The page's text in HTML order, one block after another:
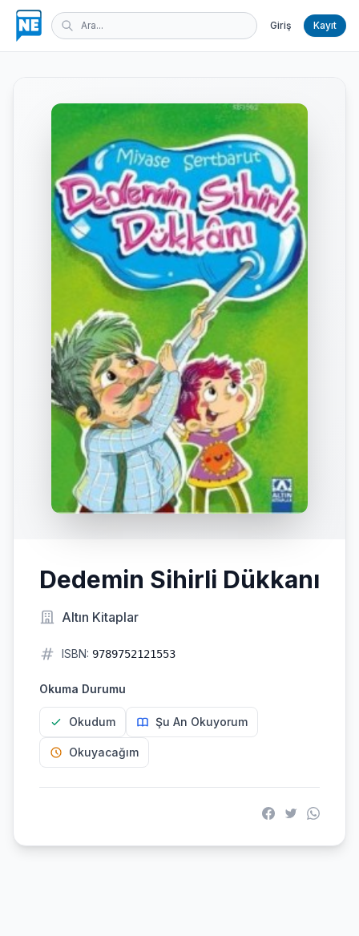
Giriş Kayıt
Dedemin Sihirli Dükkanı
Altın Kitaplar
ISBN: 9789752121553
Okuma Durumu
Okudum Şu An Okuyorum
Okuyacağım